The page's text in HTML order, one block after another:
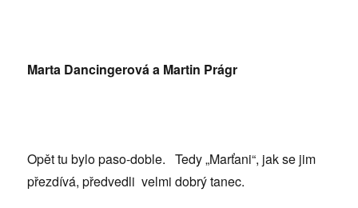
Marta Dancingerová a Martin Prágr
Opět tu bylo paso-doble. Tedy „Marťani“, jak se jim
přezdívá, předvedli velmi dobrý tanec.